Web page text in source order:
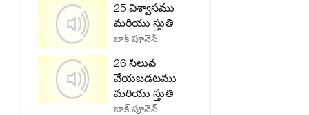
25 విశ్వాసము
మరియు స్తుతి
జాక్ పూనెన్
26 సిలువ
వేయబడటము
మరియు స్తుతి
జాక్ పూనెన్